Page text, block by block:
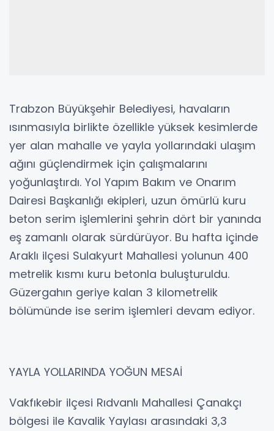
Trabzon Büyükşehir Belediyesi, havaların
ısınmasıyla birlikte özellikle yüksek kesimlerde
yer alan mahalle ve yayla yollarındaki ulaşım
ağını güçlendirmek için çalışmalarını
yoğunlaştırdı. Yol Yapım Bakım ve Onarım
Dairesi Başkanlığı ekipleri, uzun ömürlü kuru
beton serim işlemlerini şehrin dört bir yanında
eş zamanlı olarak sürdürüyor. Bu hafta içinde
Araklı ilçesi Sulakyurt Mahallesi yolunun 400
metrelik kısmı kuru betonla buluşturuldu.
Güzergahın geriye kalan 3 kilometrelik
bölümünde ise serim işlemleri devam ediyor.
YAYLA YOLLARINDA YOĞUN MESAİ
Vakfıkebir ilçesi Rıdvanlı Mahallesi Çanakçı
bölgesi ile Kavalik Yaylası arasındaki 3,3